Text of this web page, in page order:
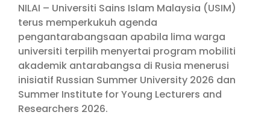
NILAI – Universiti Sains Islam Malaysia (USIM)
terus memperkukuh agenda
pengantarabangsaan apabila lima warga
universiti terpilih menyertai program mobiliti
akademik antarabangsa di Rusia menerusi
inisiatif Russian Summer University 2026 dan
Summer Institute for Young Lecturers and
Researchers 2026.